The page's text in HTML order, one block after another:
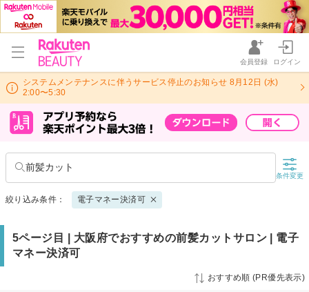
会員登録 ログイン
システムメンテナンスに伴うサービス停止のお知らせ 8月12日 (水)
2:00〜5:30
前髪カット
条件変更
絞り込み条件： 電子マネー決済可
5ページ目 | 大阪府でおすすめの前髪カットサロン | 電子
マネー決済可
おすすめ順 (PR優先表示)